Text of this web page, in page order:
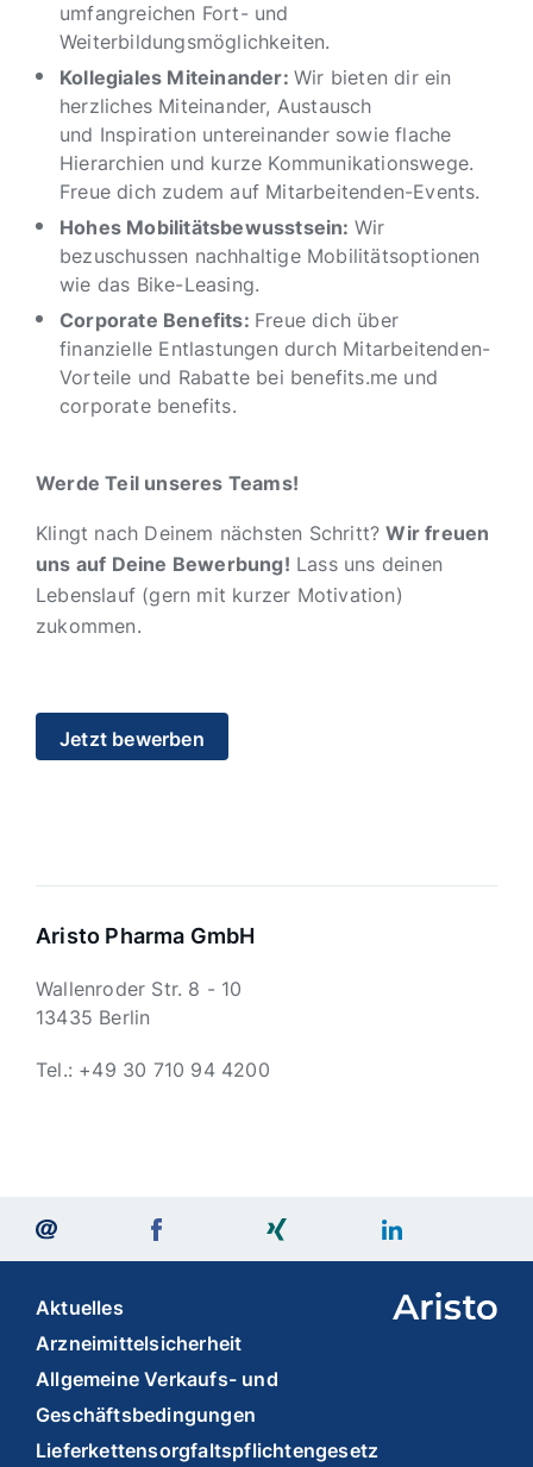
umfangreichen Fort- und
Weiterbildungsmöglichkeiten.
Kollegiales Miteinander: Wir bieten dir ein
herzliches Miteinander, Austausch
und Inspiration untereinander sowie flache
Hierarchien und kurze Kommunikationswege.
Freue dich zudem auf Mitarbeitenden-Events.
Hohes Mobilitätsbewusstsein: Wir
bezuschussen nachhaltige Mobilitätsoptionen
wie das Bike-Leasing.
Corporate Benefits: Freue dich über
finanzielle Entlastungen durch Mitarbeitenden-
Vorteile und Rabatte bei benefits.me und
corporate benefits.
Werde Teil unseres Teams!
Klingt nach Deinem nächsten Schritt?Wir freuen
uns auf Deine Bewerbung! Lass uns deinen
Lebenslauf (gern mit kurzer Motivation)
zukommen.
Jetzt bewerben
Aristo Pharma GmbH
Wallenroder Str. 8 - 10
13435 Berlin
Tel.: +49 30 710 94 4200
Aktuelles
Arzneimittelsicherheit
Allgemeine Verkaufs- und
Geschäftsbedingungen
Lieferkettensorgfaltspflichtengesetz